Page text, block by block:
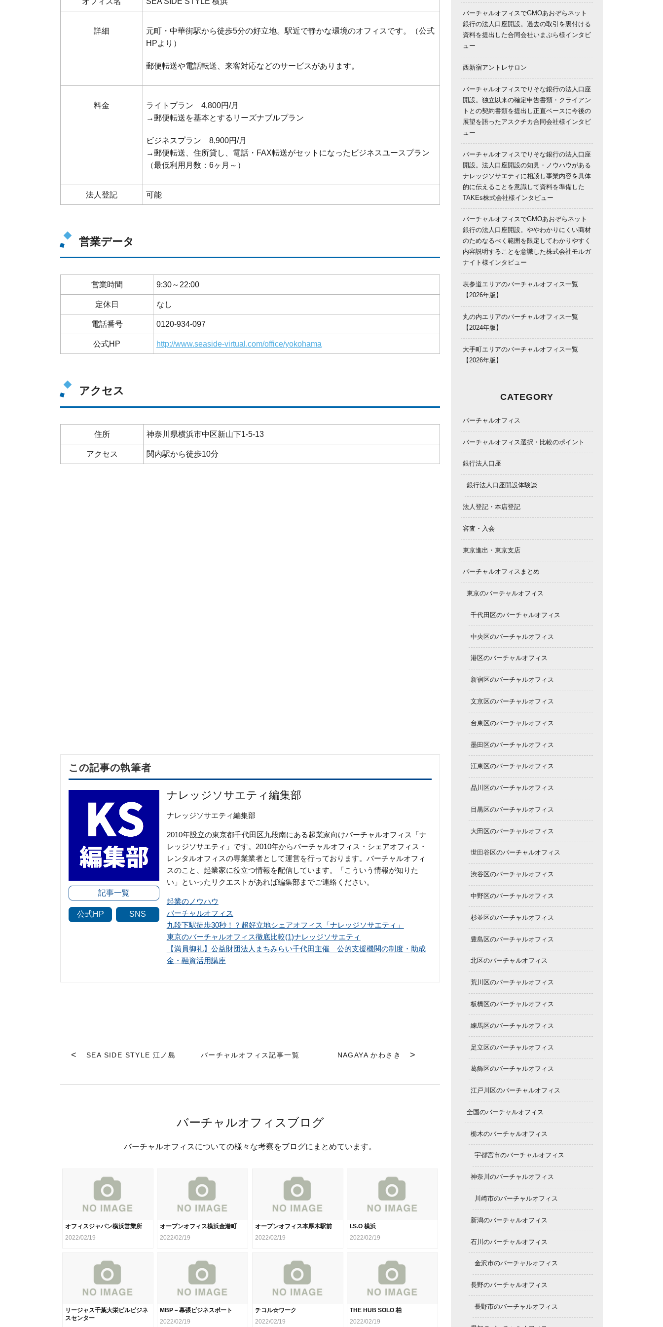
詳細
元町・中華街駅から徒歩5分の好立地。駅近で静かな環境のオフィスです。（公式
HPより）
郵便転送や電話転送、来客対応などのサービスがあります。
料金
ライトプラン 4,800円/月
→郵便転送を基本とするリーズナブルプラン
ビジネスプラン 8,900円/月
→郵便転送、住所貸し、電話・FAX転送がセットになったビジネスユースプラン
（最低利用月数：6ヶ月～）
法人登記 可能
営業データ
営業時間 9:30～22:00
定休日 なし
電話番号 0120-934-097
公式HP http://www.seaside-virtual.com/office/yokohama
アクセス
住所 神奈川県横浜市中区新山下1-5-13
アクセス 関内駅から徒歩10分
この記事の執筆者
ナレッジソサエティ編集部
ナレッジソサエティ編集部
2010年設立の東京都千代田区九段南にある起業家向けバーチャルオフィス「ナ
レッジソサエティ」です。2010年からバーチャルオフィス・シェアオフィス・
レンタルオフィスの専業業者として運営を行っております。バーチャルオフィ
スのこと、起業家に役立つ情報を配信しています。「こういう情報が知りた
い」といったリクエストがあれば編集部までご連絡ください。
起業のノウハウ
バーチャルオフィス
九段下駅徒歩30秒！？超好立地シェアオフィス「ナレッジソサエティ」
東京のバーチャルオフィス徹底比較(1)ナレッジソサエティ
【満員御礼】公益財団法人まちみらい千代田主催 公的支援機関の制度・助成
金・融資活用講座
記事一覧
公式HP SNS
SEA SIDE STYLE 江ノ島 バーチャルオフィス記事一覧 NAGAYA かわさき
バーチャルオフィスブログ
バーチャルオフィスについての様々な考察をブログにまとめています。
オフィスジャパン横浜営業所
2022/02/19
オープンオフィス横浜金港町
2022/02/19
オープンオフィス本厚木駅前
2022/02/19
I.S.O 横浜
2022/02/19
リージャス千葉大栄ビルビジネ
スセンター
MBP－幕張ビジネスポート
2022/02/19
チコル☆ワーク
2022/02/19
THE HUB SOLO 柏
2022/02/19
バーチャルオフィスでGMOあおぞらネット
銀行の法人口座開設。過去の取引を裏付ける
資料を提出した合同会社いまぷら様インタビ
ュー
西新宿アントレサロン
バーチャルオフィスでりそな銀行の法人口座
開設。独立以来の確定申告書類・クライアン
トとの契約書類を提出し正直ベースに今後の
展望を語ったアスクチカ合同会社様インタビ
ュー
バーチャルオフィスでりそな銀行の法人口座
開設。法人口座開設の知見・ノウハウがある
ナレッジソサエティに相談し事業内容を具体
的に伝えることを意識して資料を準備した
TAKEs株式会社様インタビュー
バーチャルオフィスでGMOあおぞらネット
銀行の法人口座開設。ややわかりにくい商材
のためなるべく範囲を限定してわかりやすく
内容説明することを意識した株式会社モルガ
ナイト様インタビュー
表参道エリアのバーチャルオフィス一覧
【2026年版】
丸の内エリアのバーチャルオフィス一覧
【2024年版】
大手町エリアのバーチャルオフィス一覧
【2026年版】
CATEGORY
バーチャルオフィス
バーチャルオフィス選択・比較のポイント
銀行法人口座
銀行法人口座開設体験談
法人登記・本店登記
審査・入会
東京進出・東京支店
バーチャルオフィスまとめ
東京のバーチャルオフィス
千代田区のバーチャルオフィス
中央区のバーチャルオフィス
港区のバーチャルオフィス
新宿区のバーチャルオフィス
文京区のバーチャルオフィス
台東区のバーチャルオフィス
墨田区のバーチャルオフィス
江東区のバーチャルオフィス
品川区のバーチャルオフィス
目黒区のバーチャルオフィス
大田区のバーチャルオフィス
世田谷区のバーチャルオフィス
渋谷区のバーチャルオフィス
中野区のバーチャルオフィス
杉並区のバーチャルオフィス
豊島区のバーチャルオフィス
北区のバーチャルオフィス
荒川区のバーチャルオフィス
板橋区のバーチャルオフィス
練馬区のバーチャルオフィス
足立区のバーチャルオフィス
葛飾区のバーチャルオフィス
江戸川区のバーチャルオフィス
全国のバーチャルオフィス
栃木のバーチャルオフィス
宇都宮市のバーチャルオフィス
神奈川のバーチャルオフィス
川崎市のバーチャルオフィス
新潟のバーチャルオフィス
石川のバーチャルオフィス
金沢市のバーチャルオフィス
長野のバーチャルオフィス
長野市のバーチャルオフィス